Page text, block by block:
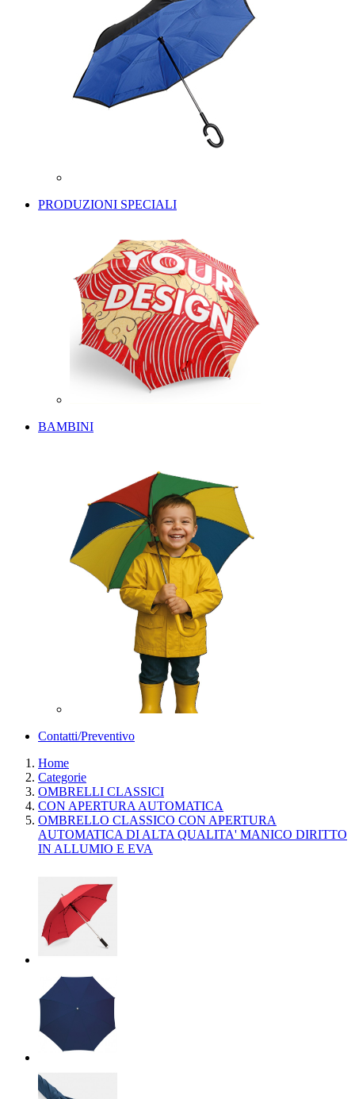
PRODUZIONI SPECIALI
BAMBINI
Contatti/Preventivo
Home
Categorie
OMBRELLI CLASSICI
CON APERTURA AUTOMATICA
OMBRELLO CLASSICO CON APERTURA
AUTOMATICA DI ALTA QUALITA' MANICO DIRITTO
IN ALLUMIO E EVA